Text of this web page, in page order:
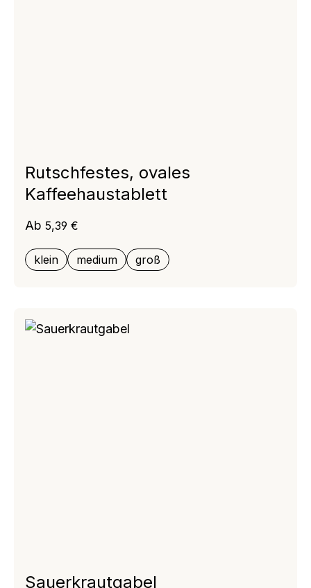
Rutschfestes, ovales
Kaffeehaustablett
klein medium groß
Regulärer Preis:
Ab 5,39 €
Sauerkrautgabel